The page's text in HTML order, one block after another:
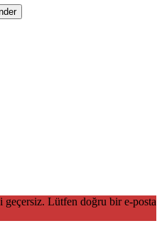
Lütfen doğru bir e-posta